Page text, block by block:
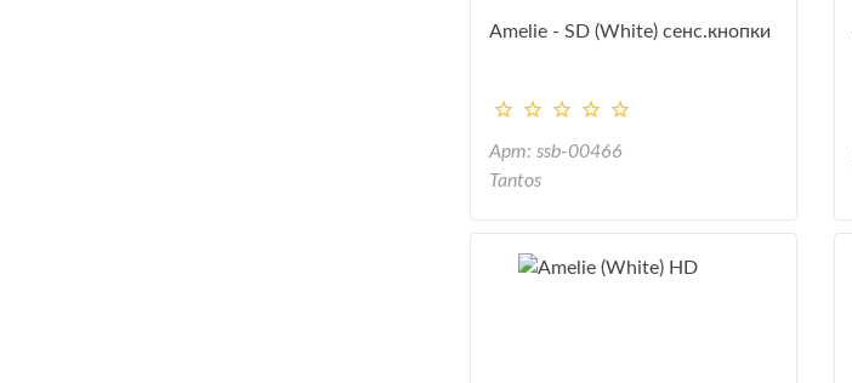
Amelie - SD (White) сенс.кнопки
Арт: ssb-00466
Tantos